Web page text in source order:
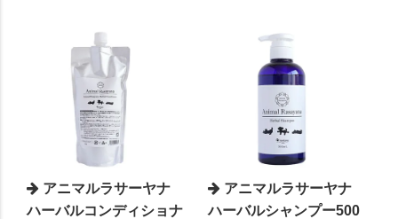
アニマルラサーヤナ
ハーバルコンディショナ
アニマルラサーヤナ
ハーバルシャンプー500